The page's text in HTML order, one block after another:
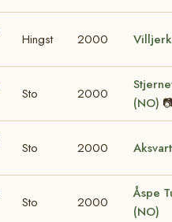
Hingst 2000
Sto 2000
(NO)
Sto 2000
Sto 2000
Åspe
(NO)